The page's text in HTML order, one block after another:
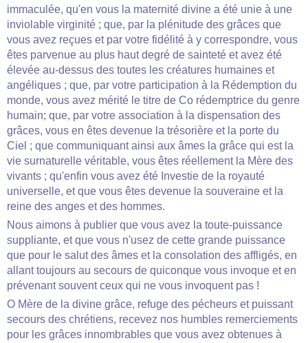
immaculée, qu'en vous la maternité divine a été unie à une
inviolable virginité ; que, par la plénitude des grâces que
vous avez reçues et par votre fidélité à y correspondre, vous
êtes parvenue au plus haut degré de sainteté et avez été
élevée au-dessus des toutes les créatures humaines et
angéliques ; que, par votre participation à la Rédemption du
monde, vous avez mérité le titre de Co rédemptrice du genre
humain; que, par votre association à la dispensation des
grâces, vous en êtes devenue la trésorière et la porte du
Ciel ; que communiquant ainsi aux âmes la grâce qui est la
vie surnaturelle véritable, vous êtes réellement la Mère des
vivants ; qu'enfin vous avez été Investie de la royauté
universelle, et que vous êtes devenue la souveraine et la
reine des anges et des hommes.
Nous aimons à publier que vous avez la toute-puissance
suppliante, et que vous n'usez de cette grande puissance
que pour le salut des âmes et la consolation des affligés, en
allant toujours au secours de quiconque vous invoque et en
prévenant souvent ceux qui ne vous invoquent pas !
O Mère de la divine grâce, refuge des pécheurs et puissant
secours des chrétiens, recevez nos humbles remerciements
pour les grâces innombrables que vous avez obtenues à